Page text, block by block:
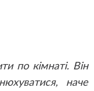
по кімнаті. Він
наче